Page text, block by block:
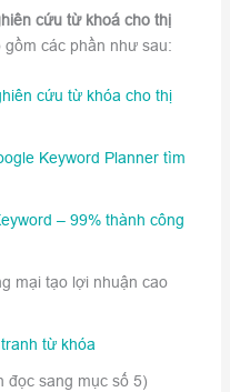
cứu từ khoá cho thị
các phần như sau:
cứu từ khóa cho thị
Keyword Planner tìm
– 99% thành công
mại tạo lợi nhuận cao
từ khóa
sang mục số 5)